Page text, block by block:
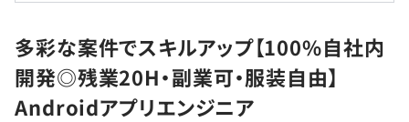
転職成功ガイド
転職エージェント
インタビュー
転職成功ガイド
新卒就活
求人検索
本選考
学習
多彩な案件でスキルアップ【100%自社内
開発◎残業20H・副業可・服装自由】
Androidアプリエンジニア